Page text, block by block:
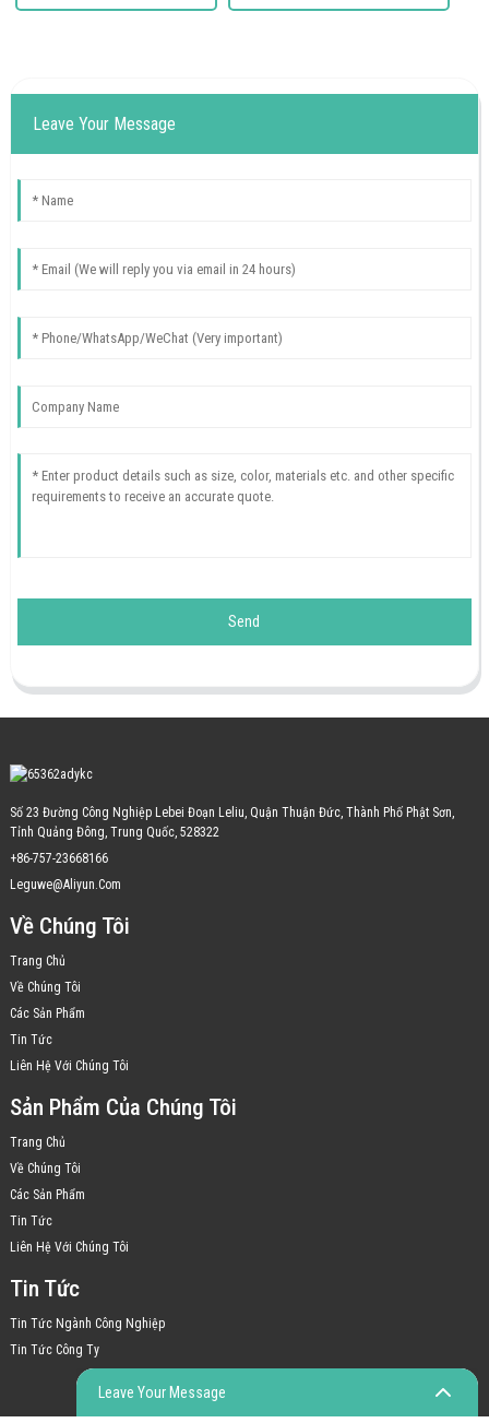
Leave Your Message
Send
Số 23 Đường Công Nghiệp Lebei Đoạn Leliu, Quận Thuận Đức, Thành Phố Phật Sơn,
Tỉnh Quảng Đông, Trung Quốc, 528322
+86-757-23668166
Leguwe@aliyun.com
Về Chúng Tôi
Trang Chủ
Về Chúng Tôi
Các Sản Phẩm
Tin Tức
Liên Hệ Với Chúng Tôi
Sản Phẩm Của Chúng Tôi
Trang Chủ
Về Chúng Tôi
Các Sản Phẩm
Tin Tức
Liên Hệ Với Chúng Tôi
Tin Tức
Tin Tức Ngành Công Nghiệp
Tin Tức Công Ty
Leave Your Message